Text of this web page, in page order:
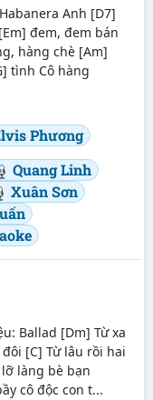
Anh [D7]
đem, đem bán
hàng chè [Am]
tình Cô hàng
Phương
Quang Linh
Xuân Sơn
Ballad [Dm] Từ xa
[C] Từ lâu rồi hai
làng bè bạn
cô độc con t...